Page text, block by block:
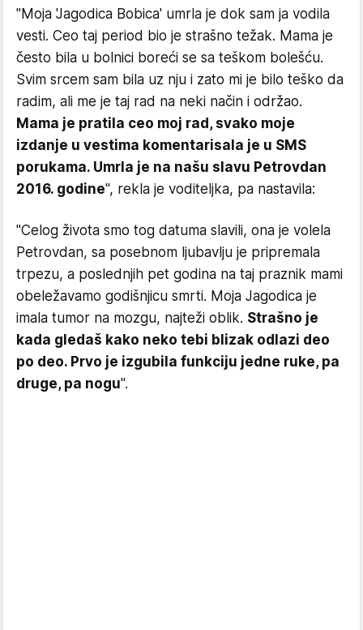
"Moja 'Jagodica Bobica' umrla je dok sam ja vodila
vesti. Ceo taj period bio je strašno težak. Mama je
često bila u bolnici boreći se sa teškom bolešću.
Svim srcem sam bila uz nju i zato mi je bilo teško da
radim, ali me je taj rad na neki način i održao.
Mama je pratila ceo moj rad, svako moje
izdanje u vestima komentarisala je u SMS
porukama. Umrla je na našu slavu Petrovdan
2016. godine", rekla je voditeljka, pa nastavila:
"Celog života smo tog datuma slavili, ona je volela
Petrovdan, sa posebnom ljubavlju je pripremala
trpezu, a poslednjih pet godina na taj praznik mami
obeležavamo godišnjicu smrti. Moja Jagodica je
imala tumor na mozgu, najteži oblik. Strašno je
kada gledaš kako neko tebi blizak odlazi deo
po deo. Prvo je izgubila funkciju jedne ruke, pa
druge, pa nogu".